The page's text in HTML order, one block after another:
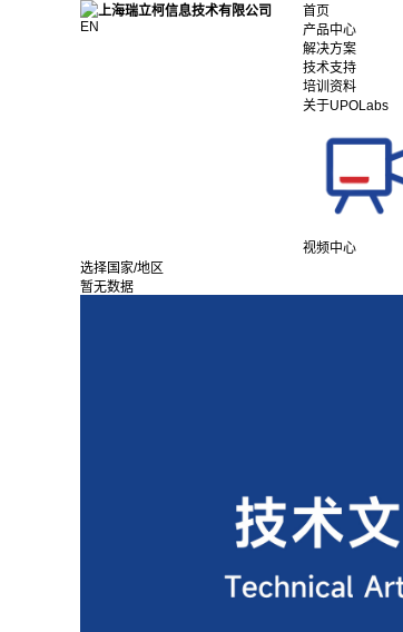
EN
首页
产品中心
解决方案
技术支持
培训资料
关于UPOLabs
视频中心
选择国家/地区
暂无数据